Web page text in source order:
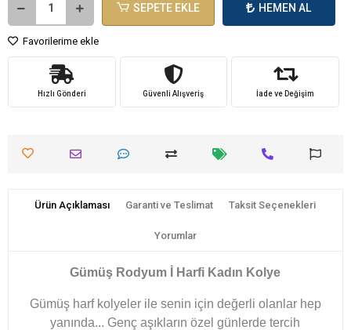
SEPETE EKLE HEMEN AL
Favorilerime ekle
Hızlı Gönderi Güvenli Alışveriş İade ve Değişim
Ürün Açıklaması Garanti ve Teslimat Taksit Seçenekleri
Yorumlar
Gümüş Rodyum İ Harfi Kadın Kolye
Gümüş harf kolyeler ile senin için değerli olanlar hep
yanında... Genç aşıkların özel günlerde tercih